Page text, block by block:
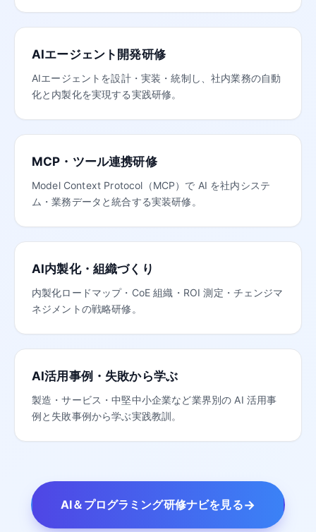
AIエージェント開発研修
AIエージェントを設計・実装・統制し、社内業務の自動
化と内製化を実現する実践研修。
MCP・ツール連携研修
Model Context Protocol（MCP）で AI を社内システ
ム・業務データと統合する実装研修。
AI内製化・組織づくり
内製化ロードマップ・CoE 組織・ROI 測定・チェンジマ
ネジメントの戦略研修。
AI活用事例・失敗から学ぶ
製造・サービス・中堅中小企業など業界別の AI 活用事
例と失敗事例から学ぶ実践教訓。
AI＆プログラミング研修ナビを見る→